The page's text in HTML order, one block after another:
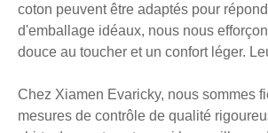
coton peuvent être adaptés pour
d'emballage idéaux, nous nous
douce au toucher et un confort léger.
Chez Xiamen Evaricky, nous sommes
mesures de contrôle de qualité